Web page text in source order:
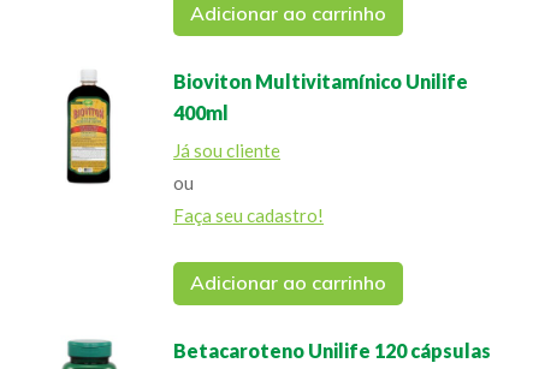
Adicionar ao carrinho
Bioviton Multivitamínico Unilife
400ml
Já sou cliente
ou
Faça seu cadastro!
Adicionar ao carrinho
Betacaroteno Unilife 120 cápsulas